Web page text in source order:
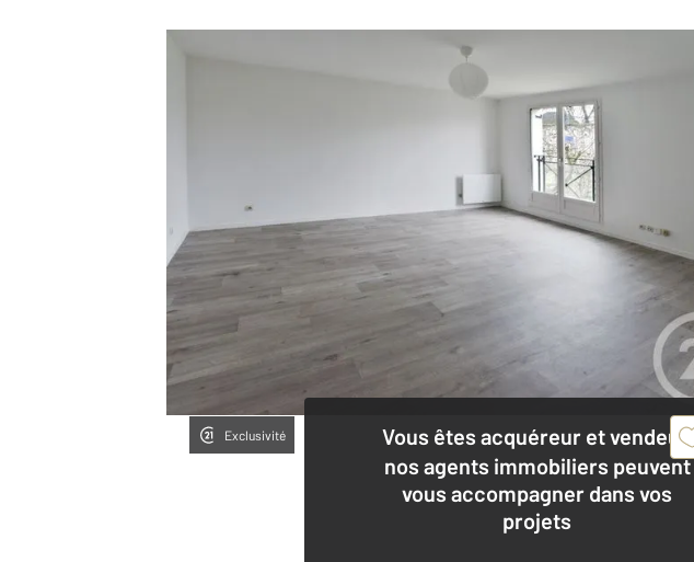
Vous êtes acquéreur et vendeur,
nos agents immobiliers peuvent
vous accompagner dans vos
projets
Exclusivité